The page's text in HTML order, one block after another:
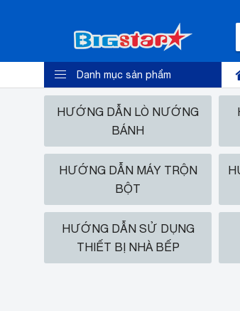
Danh mục sản phẩm
HƯỚNG DẪN LÒ NƯỚNG
BÁNH
HƯỚNG DẪN MÁY TRỘN
BỘT
HƯỚNG DẪN SỬ DỤNG
THIẾT BỊ NHÀ BẾP